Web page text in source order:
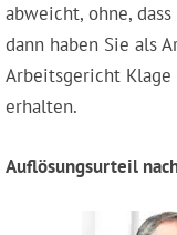
abweicht, ohne,
dann haben Sie als
Arbeitsgericht
erhalten.
Auflösungsurteil